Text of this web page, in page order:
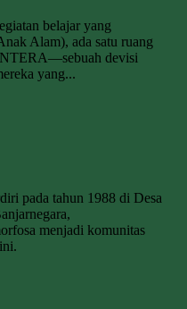
belajar yang
Alam), ada satu ruang
devisi
yang...
pada tahun 1988 di Desa
menjadi komunitas